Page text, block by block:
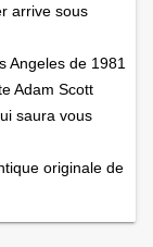
arrive sous
Angeles de 1981
Adam Scott
saura vous
originale de